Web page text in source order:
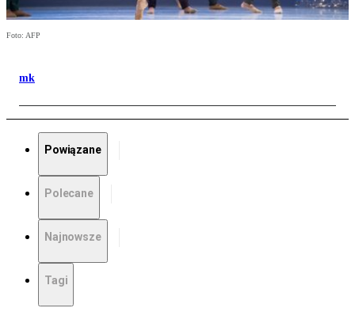
Foto: AFP
mk
Powiązane
Polecane
Najnowsze
Tagi